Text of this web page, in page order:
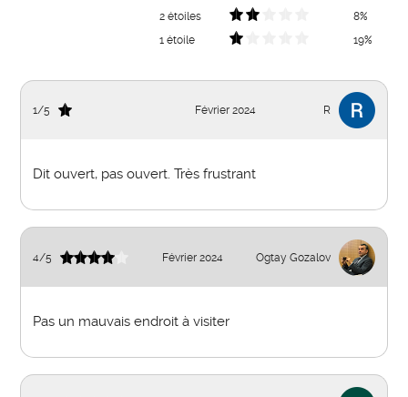
2 étoiles
8%
1 étoile
19%
1/5 Février 2024 R
Dit ouvert, pas ouvert. Très frustrant
4/5 Février 2024 Ogtay Gozalov
Pas un mauvais endroit à visiter